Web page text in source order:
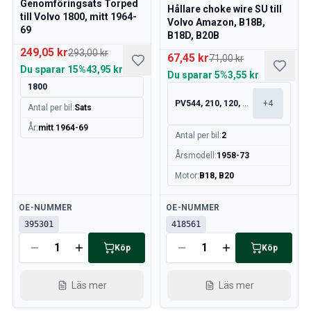
Volvo 140/164 Bromssystem
Volvo 140/164 Kylsystem
Volvo 140/164 Motorreglage
Volvo 140/164 Motordelar
Volvo 140/164 Framvagn
Volvo 140/164 Bränsle/avgassystem
Volvo 140/164 Värme/Friskluft
Volvo 140/164 Kraftöverföring/bakaxel
Volvo 240/Volvo 260 Reservdelar
Volvo 240/260 Bromssystem
Volvo 240/260 Bränsle/avgassystem
Volvo 240/260 Elsystem
Volvo 240/260 Inredning
Volvo 240/260 Däck/fälg
Genomföringsats Torped
till Volvo 1800, mitt 1964-
69
249,05 kr293,00 kr
Du sparar 15%43,95 kr
1800
Antal per bil :Sats
År:mitt 1964-69
Tillgänglig
OE-NUMMER
395301
Köp
Läs mer
Hållare choke wire SU till
Volvo Amazon, B18B,
B18D, B20B
67,45 kr71,00 kr
Du sparar 5%3,55 kr
PV544, 210, 120, 130 +4
Antal per bil :2
Årsmodell :1958-73
Motor: B18, B20
Tillgänglig
OE-NUMMER
418561
Köp
Läs mer